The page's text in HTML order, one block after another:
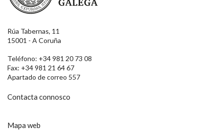
Rúa Tabernas, 11
15001 - A Coruña
Teléfono: +34 981 20 73 08
Fax: +34 981 21 64 67
Apartado de correo 557
Contacta connosco
Mapa web